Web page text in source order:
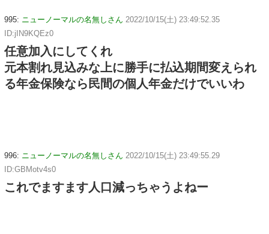
995: ニューノーマルの名無しさん 2022/10/15(土) 23:49:52.35
ID:jIN9KQEz0
任意加入にしてくれ
元本割れ見込みな上に勝手に払込期間変えられ
る年金保険なら民間の個人年金だけでいいわ
996: ニューノーマルの名無しさん 2022/10/15(土) 23:49:55.29
ID:GBMotv4s0
これでますます人口減っちゃうよねー